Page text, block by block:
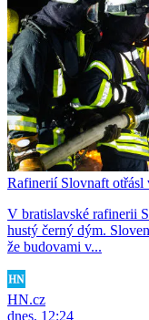
Rafinerií Slovnaft otřásl
V bratislavské rafinerii
hustý černý dým.
že budovami v...
HN.cz
dnes, 12:24